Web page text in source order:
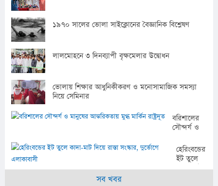
১৯৭০ সালের ভোলা সাইক্লোনের বৈজ্ঞানিক বিশ্লেষণ
লালমোহনে ৩ দিনব্যাপী বৃক্ষমেলার উদ্বোধন
ভোলায় শিক্ষার আধুনিকীকরণ ও মনোসামাজিক সমস্যা
নিয়ে সেমিনার
বরিশালের
সৌন্দর্য ও
আন্তরিকতায়
মুগ্ধ মার্কিন
রাষ্ট্রদূত
হেরিংবন্ডের
ইট তুলে
কাদা-মাট
সব খবর